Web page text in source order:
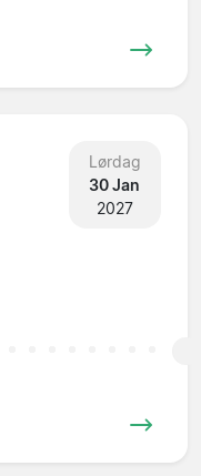
Lørdag
30 Jan
2027